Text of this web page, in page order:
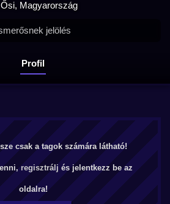
Magyarország
Profil
jelölés
csak a tagok számára látható!
regisztrálj és jelentkezz be az
oldalra!